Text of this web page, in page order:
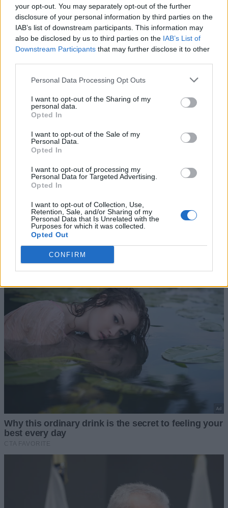
your opt-out. You may separately opt-out of the further
disclosure of your personal information by third parties on the
IAB’s list of downstream participants. This information may
also be disclosed by us to third parties on the IAB’s List of
Downstream Participants that may further disclose it to other
Personal Data Processing Opt Outs
I want to opt-out of the Sharing of my
personal data.
Opted In
I want to opt-out of the Sale of my
Personal Data.
Opted In
I want to opt-out of processing my
Personal Data for Targeted Advertising.
Opted In
I want to opt-out of Collection, Use,
Retention, Sale, and/or Sharing of my
Personal Data that Is Unrelated with the
Purposes for which it was collected.
Opted Out
CONFIRM